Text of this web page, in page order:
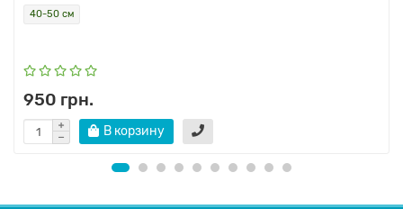
40-50 см
950 грн.
В корзину